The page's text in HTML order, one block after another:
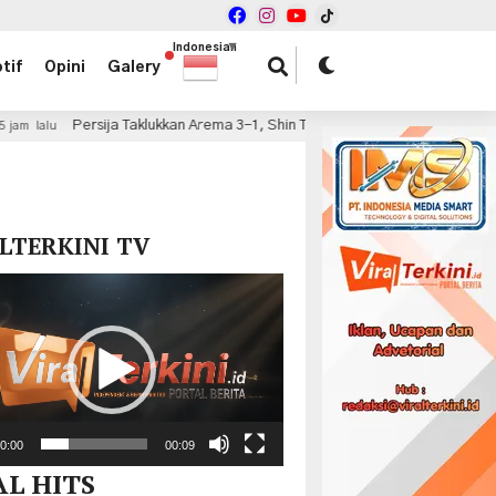
Opini Galery
Indonesian
▼
Arema 3-1, Shin Tae-yong Puas dengan Performa Pemain Muda
TV
00:09
HITS